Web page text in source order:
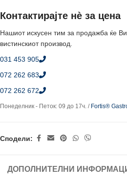
Контактирајте нè за цена
Нашиот искусен тим за продажба ќе
вистинскиот производ.
031 453 905
072 262 683
072 262 672
Понеделник - Петок: 09 до 17ч. / Fortis®
Сподели:
ДОПОЛНИТЕЛНИ